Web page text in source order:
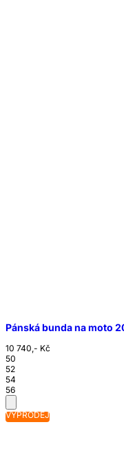
Pánská bunda na moto
10 740,- Kč
50
52
54
56
VÝPRODEJ